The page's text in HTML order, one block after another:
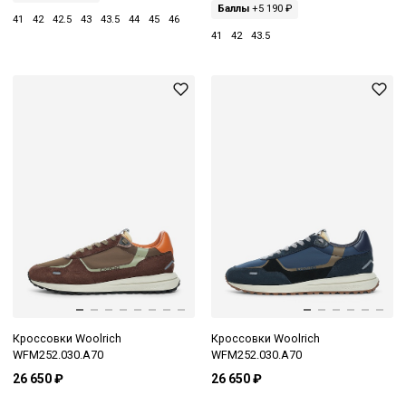
41 42 42.5 43 43.5 44 45 46
Баллы+5 190 ₽
41 42 43.5
Кроссовки Woolrich
WFM252.030.A70
26 650 ₽
Кроссовки Woolrich
WFM252.030.A70
26 650 ₽